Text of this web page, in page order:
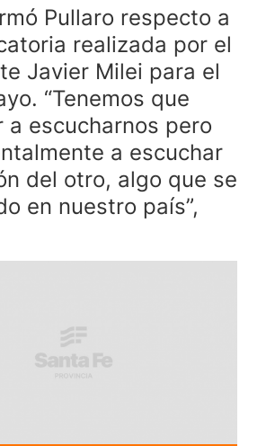
Pullaro respecto a
realizada por el
Javier Milei para el
“Tenemos que
a escucharnos pero
a escuchar
del otro, algo que se
en nuestro país”,